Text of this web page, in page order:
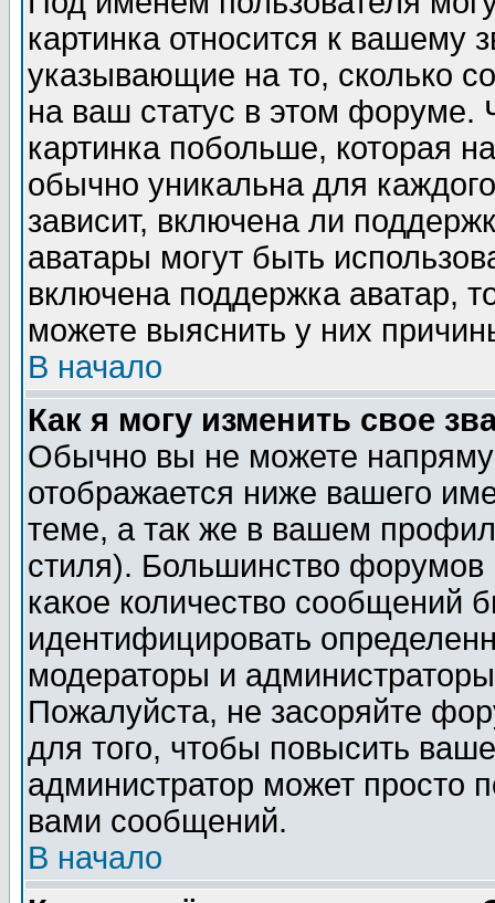
картинка относится к вашему
указывающие на то, сколько
на ваш статус в этом форуме.
картинка побольше, которая
обычно уникальна для
зависит, включена ли
аватары могут быть
включена поддержка аватар,
можете выяснить у них
В начало
Как я могу изменить свое
Обычно вы не можете
отображается ниже вашего
теме, а так же в вашем
стиля). Большинство форумов
какое количество сообщений
идентифицировать
модераторы и
Пожалуйста, не засоряйте
для того, чтобы повысить
администратор может просто
вами сообщений.
В начало